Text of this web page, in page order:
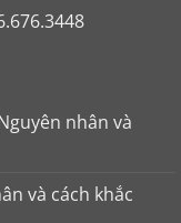
nhân và
và cách khắc